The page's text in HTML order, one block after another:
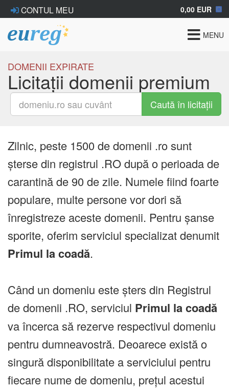
CONTUL MEU 0,00 EUR
Toggle
MENU
DOMENII EXPIRATE
Licitații domenii premium
Caută în licitații
Zilnic, peste 1500 de domenii .ro sunt
șterse din registrul .RO după o perioada de
carantină de 90 de zile. Numele fiind foarte
populare, multe persone vor dori să
înregistreze aceste domenii. Pentru șanse
sporite, oferim serviciul specializat denumit
Primul la coadă.
Când un domeniu este șters din Registrul
de domenii .RO, serviciul Primul la coadă
va încerca să rezerve respectivul domeniu
pentru dumneavostră. Deoarece există o
singură disponibilitate a serviciului pentru
fiecare nume de domeniu, prețul acestui